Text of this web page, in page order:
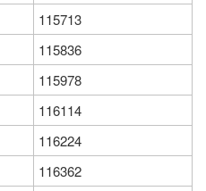
115713
115836
115978
116114
116224
116362